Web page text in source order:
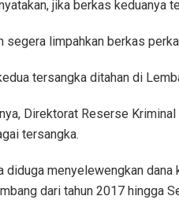
jika berkas keduanya
segera limpahkan berkas
tersangka ditahan di
Direktorat Reserse Kriminal
tersangka.
diduga menyelewengkan
dari tahun 2017 hingga